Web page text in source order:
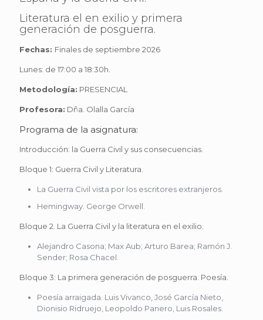
Literatura el en exilio y primera
generación de posguerra.
Fechas: Finales de septiembre 2026
Lunes: de 17:00 a 18:30h.
Metodología: PRESENCIAL
Profesora: Dña. Olalla García
Programa de la asignatura:
Introducción: la Guerra Civil y sus consecuencias.
Bloque 1: Guerra Civil y Literatura.
La Guerra Civil vista por los escritores extranjeros.
Hemingway. George Orwell.
Bloque 2. La Guerra Civil y la literatura en el exilio.
Alejandro Casona; Max Aub; Arturo Barea; Ramón J.
Sender; Rosa Chacel.
Bloque 3: La primera generación de posguerra. Poesía.
Poesía arraigada. Luis Vivanco, José García Nieto,
Dionisio Ridruejo, Leopoldo Panero, Luis Rosales.